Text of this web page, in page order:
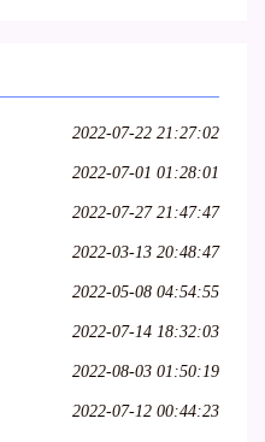
2022-07-22 21:27:02
2022-07-01 01:28:01
2022-07-27 21:47:47
2022-03-13 20:48:47
2022-05-08 04:54:55
2022-07-14 18:32:03
2022-08-03 01:50:19
2022-07-12 00:44:23